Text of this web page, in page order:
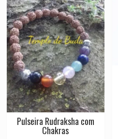
Pulseira Rudraksha com
Chakras